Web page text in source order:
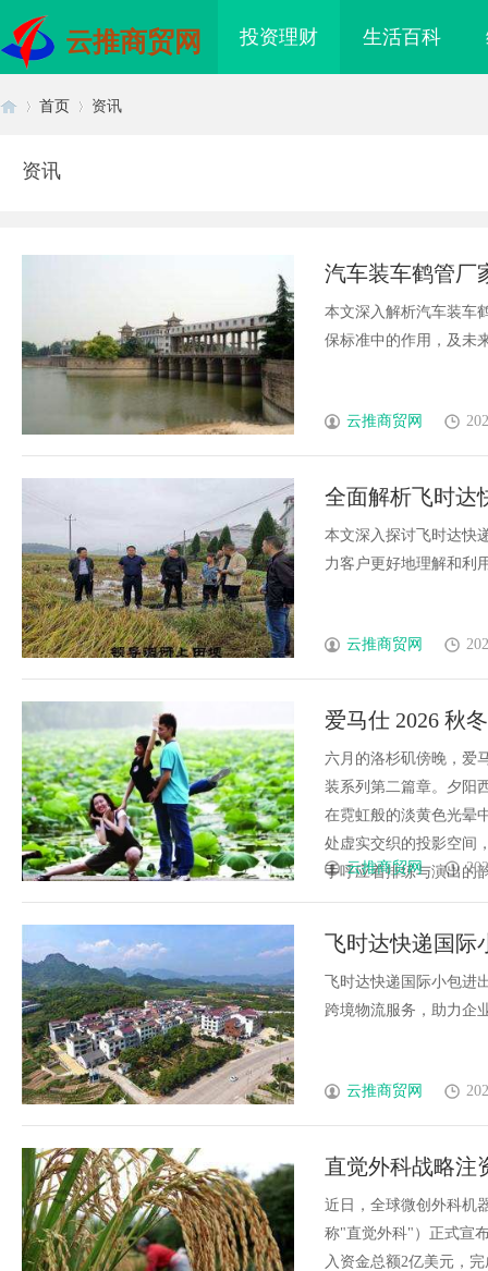
云推商贸网 投资理财 生活百科
首页 资讯
资讯
汽车装车鹤管厂
本文深入解析汽车装车
保标准中的作用，及未
云推商贸网
全面解析飞时达
本文深入探讨飞时达快
力客户更好地理解和利
云推商贸网
爱马仕 2026 秋
六月的洛杉矶傍晚，爱
装系列第二篇章。夕阳
在霓虹般的淡黄色光晕
处虚实交织的投影空间
手呼应着排练与演出的
云推商贸网
飞时达快递国际
飞时达快递国际小包进
跨境物流服务，助力企
云推商贸网
直觉外科战略注
外科生态平台
近日，全球微创外科机
称"直觉外科"）正式宣
入资金总额2亿美元，
配眼镜 550FC30耐磨改性颗粒：提升材
能的新选择